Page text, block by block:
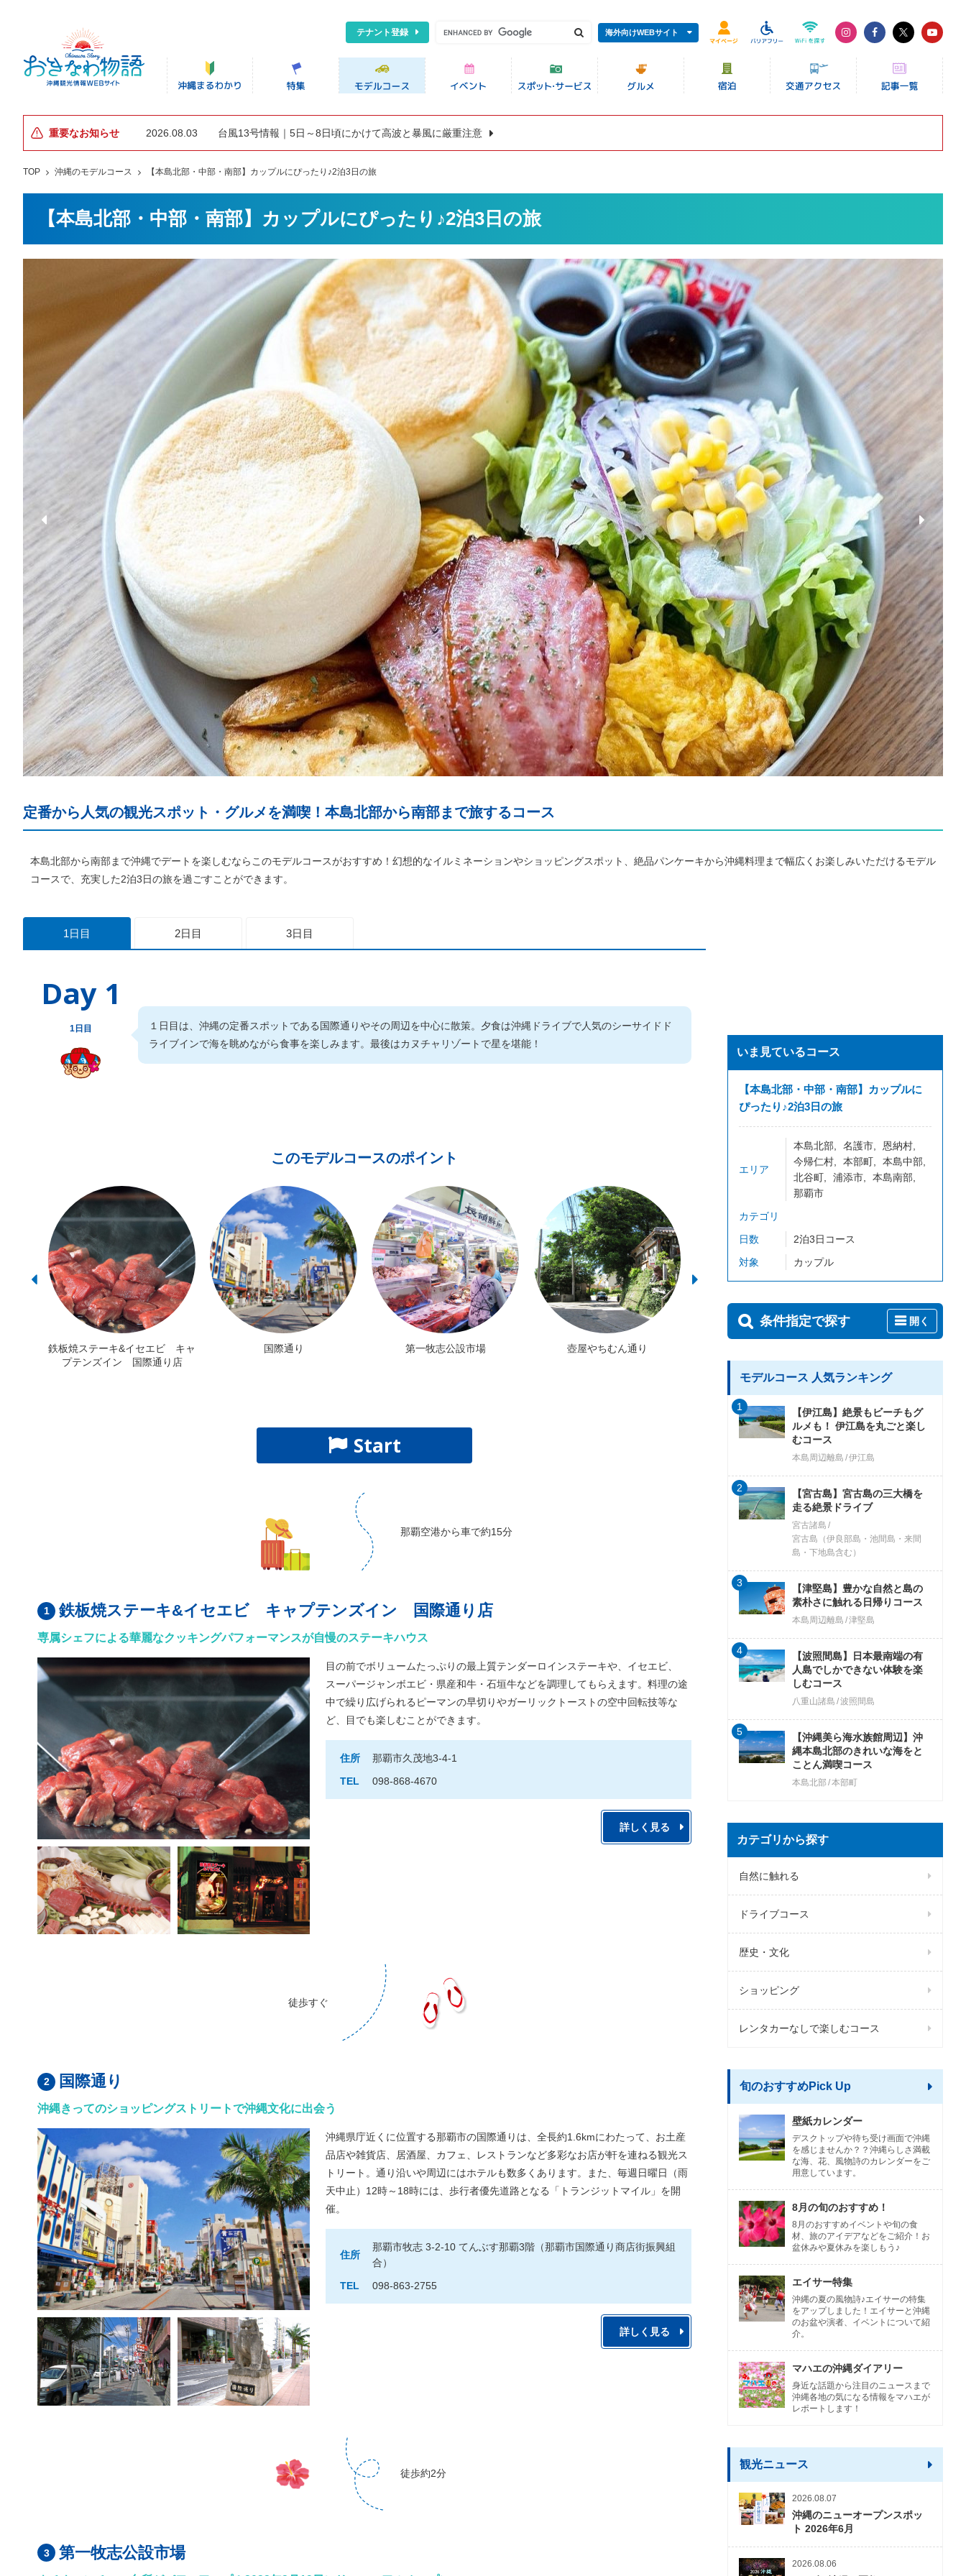
テナント登録 海外向けWEBサイト
重要なお知らせ 2026.08.03 台風13号情報｜5日～8日頃にかけて高波と暴風に厳重注意
TOP 沖縄のモデルコース 【本島北部・中部・南部】カップルにぴったり♪2泊3日の旅
【本島北部・中部・南部】カップルにぴったり♪2泊3日の旅
定番から人気の観光スポット・グルメを満喫！本島北部から南部まで旅するコース
本島北部から南部まで沖縄でデートを楽しむならこのモデルコースがおすすめ！幻想的なイルミネーションやショッピングスポット、絶品パンケーキから沖縄料理まで幅広くお楽しみいただけるモデル
コースで、充実した2泊3日の旅を過ごすことができます。
1日目 2日目 3日目
Day 1
1日目
１日目は、沖縄の定番スポットである国際通りやその周辺を中心に散策。夕食は沖縄ドライブで人気のシーサイドド
ライブインで海を眺めながら食事を楽しみます。最後はカヌチャリゾートで星を堪能！
このモデルコースのポイント
鉄板焼ステーキ&イセエビ キャ
プテンズイン 国際通り店
国際通り 第一牧志公設市場 壺屋やちむん通り
Start
那覇空港から車で約15分
鉄板焼ステーキ&イセエビ キャプテンズイン 国際通り店
専属シェフによる華麗なクッキングパフォーマンスが自慢のステーキハウス
目の前でボリュームたっぷりの最上質テンダーロインステーキや、イセエビ、
スーパージャンボエビ・県産和牛・石垣牛などを調理してもらえます。料理の途
中で繰り広げられるピーマンの早切りやガーリックトーストの空中回転技等な
ど、目でも楽しむことができます。
住所
那覇市久茂地3-4-1
TEL
098-868-4670
詳しく見る
徒歩すぐ
国際通り
沖縄きってのショッピングストリートで沖縄文化に出会う
沖縄県庁近くに位置する那覇市の国際通りは、全長約1.6kmにわたって、お土産
品店や雑貨店、居酒屋、カフェ、レストランなど多彩なお店が軒を連ねる観光ス
トリート。通り沿いや周辺にはホテルも数多くあります。また、毎週日曜日（雨
天中止）12時～18時には、歩行者優先道路となる「トランジットマイル」を開
催。
住所
那覇市牧志 3-2-10 てんぶす那覇3階（那覇市国際通り商店街振興組
合）
TEL
098-863-2755
詳しく見る
徒歩約2分
第一牧志公設市場
いま見ているコース
【本島北部・中部・南部】カップルに
ぴったり♪2泊3日の旅
エリア
本島北部 名護市
恩納村
今帰仁村
本部町
本島中部
北谷町
浦添市
本島南部
那覇市
カテゴリ
日数
2泊3日コース
対象
カップル
条件指定で探す 開く
モデルコース 人気ランキング
【伊江島】絶景もビーチもグ
ルメも！ 伊江島を丸ごと楽し
むコース
本島周辺離島 伊江島
1
【宮古島】宮古島の三大橋を
走る絶景ドライブ
宮古諸島
宮古島（伊良部島・池間島・来間
島・下地島含む）
2
【津堅島】豊かな自然と島の
素朴さに触れる日帰りコース
本島周辺離島 津堅島
3
【波照間島】日本最南端の有
人島でしかできない体験を楽
しむコース
八重山諸島 波照間島
4
【沖縄美ら海水族館周辺】沖
縄本島北部のきれいな海をと
ことん満喫コース
本島北部 本部町
5
カテゴリから探す
自然に触れる
ドライブコース
歴史・文化
ショッピング
レンタカーなしで楽しむコース
旬のおすすめPick Up
壁紙カレンダー
デスクトップや待ち受け画面で沖縄
を感じませんか？？沖縄らしさ満載
な海、花、風物詩のカレンダーをご
用意しています。
8月の旬のおすすめ！
8月のおすすめイベントや旬の食
材、旅のアイデアなどをご紹介！お
盆休みや夏休みを楽しもう♪
エイサー特集
沖縄の夏の風物詩♪エイサーの特集
をアップしました！エイサーと沖縄
のお盆や演者、イベントについて紹
介。
マハエの沖縄ダイアリー
身近な話題から注目のニュースまで
沖縄各地の気になる情報をマハエが
レポートします！
観光ニュース
2026.08.07
沖縄のニューオープンスポッ
ト 2026年6月
2026.08.06